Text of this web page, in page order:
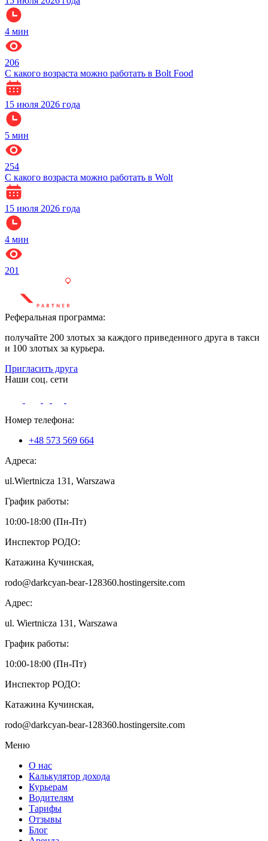
4 мин
206
С какого возраста можно работать в Bolt Food
15 июля 2026 года
5 мин
254
С какого возраста можно работать в Wolt
15 июля 2026 года
4 мин
201
Реферальная программа:
получайте 200 злотых за каждого приведенного друга в такси
и 100 злотых за курьера.
Пригласить друга
Наши соц. сети
Номер телефона:
+48 573 569 664
Адреса:
ul.Wiertnicza 131, Warszawa
График работы:
10:00-18:00 (Пн-Пт)
Инспектор РОДО:
Катажина Кучинская,
rodo@darkcyan-bear-128360.hostingersite.com
Адрес:
ul. Wiertnicza 131, Warszawa
График работы:
10:00-18:00 (Пн-Пт)
Инспектор РОДО:
Катажина Кучинская,
rodo@darkcyan-bear-128360.hostingersite.com
Меню
О нас
Калькулятор дохода
Курьерам
Водителям
Тарифы
Отзывы
Блог